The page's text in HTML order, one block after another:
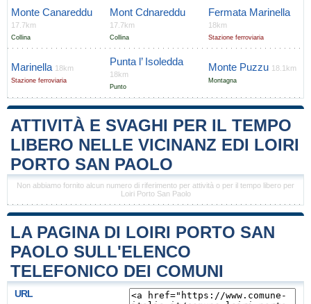
Monte Canareddu
17.7km
Collina
Mont Cdnareddu
17.7km
Collina
Fermata Marinella
18km
Stazione ferroviaria
Marinella 18km
Stazione ferroviaria
Punta l’ Isoledda
18km
Punto
Monte Puzzu 18.1km
Montagna
ATTIVITÀ E SVAGHI PER IL TEMPO
LIBERO NELLE VICINANZ EDI LOIRI
PORTO SAN PAOLO
Non abbiamo fornito alcun numero di riferimento per attività o per il tempo libero per
Loiri Porto San Paolo
LA PAGINA DI LOIRI PORTO SAN
PAOLO SULL'ELENCO
TELEFONICO DEI COMUNI
URL